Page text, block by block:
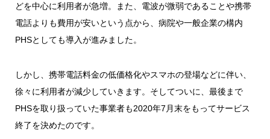
どを中心に利用者が急増。また、電波が微弱であることや携帯
電話よりも費用が安いという点から、病院や一般企業の構内
PHSとしても導入が進みました。
しかし、携帯電話料金の低価格化やスマホの登場などに伴い、
徐々に利用者が減少していきます。そしてついに、最後まで
PHSを取り扱っていた事業者も2020年7月末をもってサービス
終了を決めたのです。